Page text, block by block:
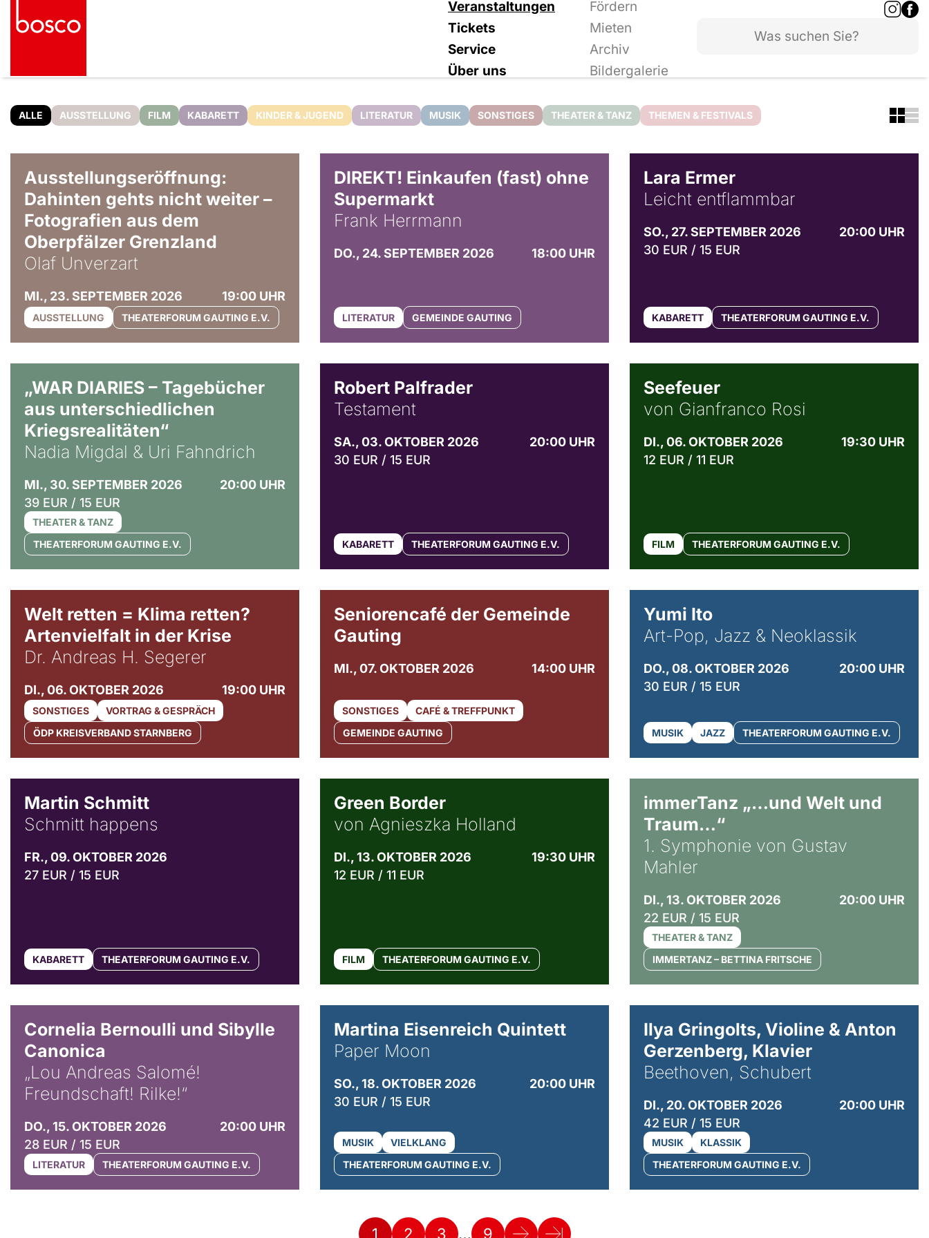
Veranstaltungen
Fördern
Tickets
Mieten
Service
Archiv
Über uns
Bildergalerie
ALLE AUSSTELLUNG FILM KABARETT KINDER & JUGEND LITERATUR MUSIK SONSTIGES THEATER & TANZ THEMEN & FESTIVALS
Ausstellungseröffnung:
Dahinten gehts nicht weiter –
Fotografien aus dem
Oberpfälzer Grenzland
Olaf Unverzart
MI., 23. SEPTEMBER 2026 19:00 UHR
AUSSTELLUNG THEATERFORUM GAUTING E.V.
DIREKT! Einkaufen (fast) ohne
Supermarkt
Frank Herrmann
DO., 24. SEPTEMBER 2026 18:00 UHR
LITERATUR GEMEINDE GAUTING
Lara Ermer
Leicht entflammbar
SO., 27. SEPTEMBER 2026
20:00 UHR
30 EUR / 15 EUR
KABARETT THEATERFORUM GAUTING E.V.
„WAR DIARIES – Tagebücher
aus unterschiedlichen
Kriegsrealitäten“
Nadia Migdal & Uri Fahndrich
MI., 30. SEPTEMBER 2026
20:00 UHR
39 EUR / 15 EUR
THEATER & TANZ
THEATERFORUM GAUTING E.V.
Robert Palfrader
Testament
SA., 03. OKTOBER 2026
20:00 UHR
30 EUR / 15 EUR
KABARETT THEATERFORUM GAUTING E.V.
Seefeuer
von Gianfranco Rosi
DI., 06. OKTOBER 2026
19:30 UHR
12 EUR / 11 EUR
FILM THEATERFORUM GAUTING E.V.
Welt retten = Klima retten?
Artenvielfalt in der Krise
Dr. Andreas H. Segerer
DI., 06. OKTOBER 2026 19:00 UHR
SONSTIGES
VORTRAG & GESPRÄCH
ÖDP KREISVERBAND STARNBERG
Seniorencafé der Gemeinde
Gauting
MI., 07. OKTOBER 2026 14:00 UHR
SONSTIGES
CAFÉ & TREFFPUNKT
GEMEINDE GAUTING
Yumi Ito
Art-Pop, Jazz & Neoklassik
DO., 08. OKTOBER 2026
20:00 UHR
30 EUR / 15 EUR
MUSIK JAZZ THEATERFORUM GAUTING E.V.
Martin Schmitt
Schmitt happens
FR., 09. OKTOBER 2026
27 EUR / 15 EUR
KABARETT THEATERFORUM GAUTING E.V.
Green Border
von Agnieszka Holland
DI., 13. OKTOBER 2026
19:30 UHR
12 EUR / 11 EUR
FILM THEATERFORUM GAUTING E.V.
immerTanz „…und Welt und
Traum…“
1. Symphonie von Gustav
Mahler
DI., 13. OKTOBER 2026
20:00 UHR
22 EUR / 15 EUR
THEATER & TANZ
IMMERTANZ – BETTINA FRITSCHE
Cornelia Bernoulli und Sibylle
Canonica
„Lou Andreas Salomé!
Freundschaft! Rilke!“
DO., 15. OKTOBER 2026
20:00 UHR
28 EUR / 15 EUR
LITERATUR THEATERFORUM GAUTING E.V.
Martina Eisenreich Quintett
Paper Moon
SO., 18. OKTOBER 2026
20:00 UHR
30 EUR / 15 EUR
MUSIK
VIELKLANG
THEATERFORUM GAUTING E.V.
Ilya Gringolts, Violine & Anton
Gerzenberg, Klavier
Beethoven, Schubert
DI., 20. OKTOBER 2026
20:00 UHR
42 EUR / 15 EUR
MUSIK
KLASSIK
THEATERFORUM GAUTING E.V.
1 2 3 … 9